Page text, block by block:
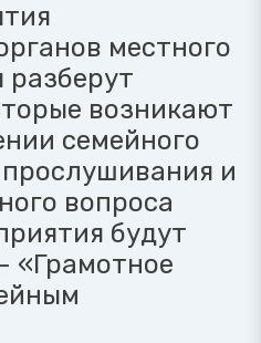
местного
разберут
возникают
семейного
и
вопроса
будут
«Грамотное